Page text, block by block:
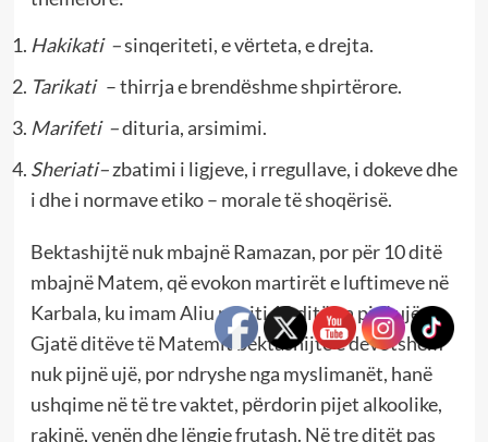
Hakikati –sinqeriteti, e vёrteta, e drejta.
Tarikati – thirrja e brendёshme shpirtërore.
Marifeti –dituria, arsimimi.
Sheriati–zbatimi i ligjeve, i rregullave, i dokeve dhe
i dhe i normave etiko – morale të shoqërisë.
Bektashijtë nuk mbajnë Ramazan, por për 10 ditë
mbajnë Matem, që evokon martirët e luftimeve në
Karbala, ku imam Aliu ndejti 10 ditë pa pirë ujë.
Gjatë ditëve të Matemit bektashijtë e devotshëm
nuk pijnë ujë, por ndryshe nga myslimanët, hanë
ushqime në të tre vaktet, pёrdorin pijet alkoolike,
rakinë, venën dhe lëngje frutash. Në tre ditët pas